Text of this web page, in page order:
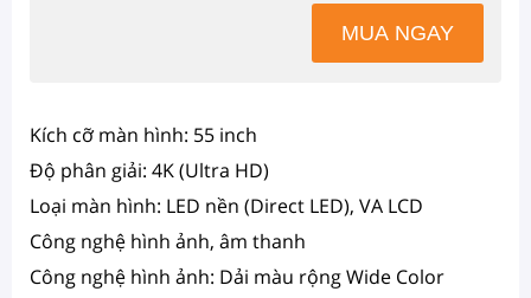
Kích cỡ màn hình: 55 inch
Độ phân giải: 4K (Ultra HD)
Loại màn hình: LED nền (Direct LED), VA LCD
Công nghệ hình ảnh, âm thanh
Công nghệ hình ảnh: Dải màu rộng Wide Color